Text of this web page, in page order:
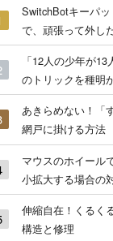
SwitchBotキーパ
で、頑張って外し
「12人の少年が13
のトリックを種明
あきらめない！「
網戸に掛ける方法
マウスのホイール
小拡大する場合の
伸縮自在！くるく
構造と修理